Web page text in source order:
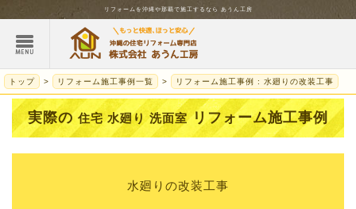
リフォームを 沖縄や那覇で施工するなら あうん工房
トップ リフォーム施工事例一覧 リフォーム施工事例 : 水廻りの改装工事
実際の 住宅 水廻り 洗面室リフォーム施工事例
水廻りの改装工事